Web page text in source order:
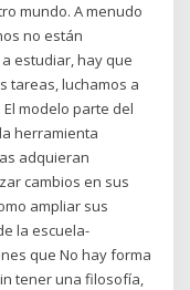
mundo. A menudo
no están
estudiar, hay que
tareas, luchamos a
modelo parte del
herramienta
adquieran
cambios en sus
ampliar sus
la escuela-
que No hay forma
tener una filosofía,